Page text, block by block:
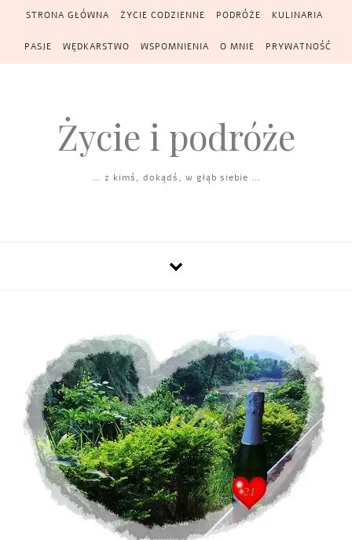
Skip to content
STRONA GŁÓWNA ŻYCIE CODZIENNE PODRÓŻE KULINARIA
PASJE WĘDKARSTWO WSPOMNIENIA O MNIE PRYWATNOŚĆ
Życie i podróże
… z kimś, dokądś, w głąb siebie …